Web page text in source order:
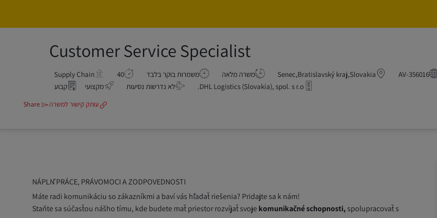
Customer Service Specialist
AV-356016
Senec,Bratislavský kraj,Slovakia משרה מלאה משמרות בוקר בלבד 40
Supply Chain
DHL Logistics (Slovakia), spol. s r.o.
נסיעות נדרשות
לא נדרשות נסיעות מקצועי קבוע
עותק קישור למשרה Share
NÁPLŇ PRÁCE, PRÁVOMOCI A ZODPOVEDNOSTI
Máte radi komunikáciu so zákazníkmi a baví vás hľadať riešenia? Pridajte sa k nám!
Staňte sa súčasťou nášho tímu, kde budete mať priestor rozvíjať svojekomunikačné schopnosti, spolupracovať s